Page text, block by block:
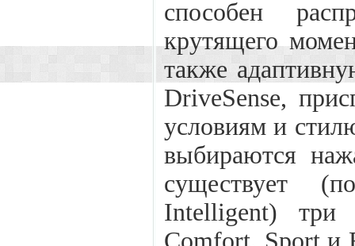
способен
крутящего
также
DriveSense,
условиям и
выбираются
существует
Intelligent) три